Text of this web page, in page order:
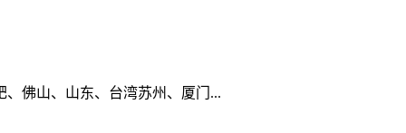
佛山、山东、台湾苏州、厦门...